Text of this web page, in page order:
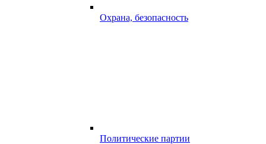
Охрана, безопасность
Политические партии